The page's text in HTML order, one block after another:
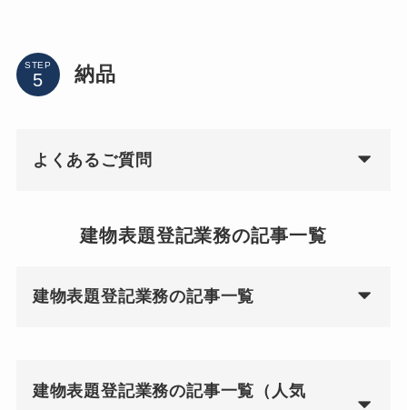
STEP 納品
よくあるご質問
建物表題登記業務の記事一覧
建物表題登記業務の記事一覧
建物表題登記業務の記事一覧（人気